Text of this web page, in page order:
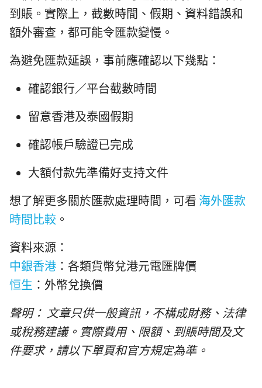
到賬。實際上，截數時間、假期、資料錯誤和
額外審查，都可能令匯款變慢。
為避免匯款延誤，事前應確認以下幾點：
確認銀行／平台截數時間
留意香港及泰國假期
確認帳戶驗證已完成
大額付款先準備好支持文件
想了解更多關於匯款處理時間，可看 海外匯款
時間比較 。
資料來源：
中銀香港 ：各類貨幣兌港元電匯牌價
恒生 ：外幣兌換價
聲明： 文章只供一般資訊，不構成財務、法律
或稅務建議。實際費用、限額、到賬時間及文
件要求，請以下單頁和官方規定為準。